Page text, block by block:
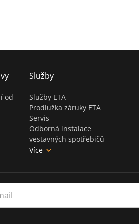
od
Služby
Služby ETA
Prodlužka záruky ETA
Servis
Odborná instalace
vestavných spotřebičů
Více